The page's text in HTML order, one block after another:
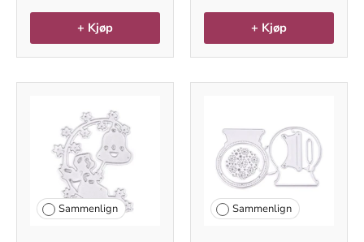
+ Kjøp + Kjøp
Sammenlign Sammenlign